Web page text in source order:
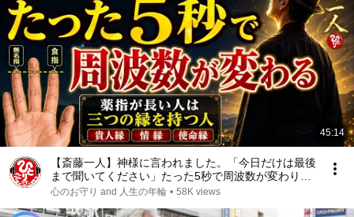
45:14
【斎藤一人】神様に言われました。「今日だけは最後
まで聞いてください」たった5秒で周波数が変わり始
めます。
心のお守り and 人生の年輪 • 58K views